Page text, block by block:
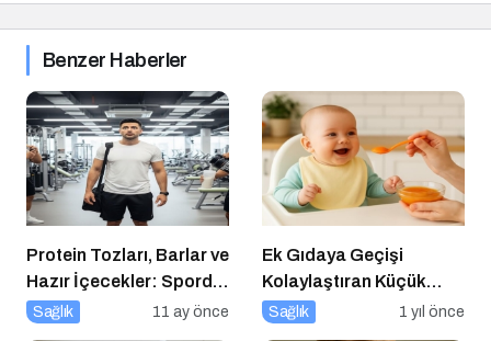
Benzer Haberler
Protein Tozları, Barlar ve
Hazır İçecekler: Sporda
Takviye mi, Tuzak mı?
Sağlık 11 ay önce
Ek Gıdaya Geçişi
Kolaylaştıran Küçük
Sırlar
Sağlık 1 yıl önce